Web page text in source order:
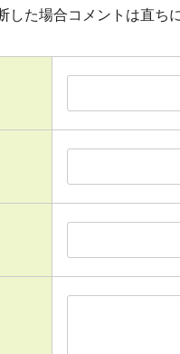
した場合コメントは直ち